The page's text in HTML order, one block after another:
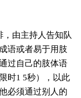
由主持人告知队
语或者易于用肢
过自己的肢体语
时1 5秒），以此
必须通过别人的